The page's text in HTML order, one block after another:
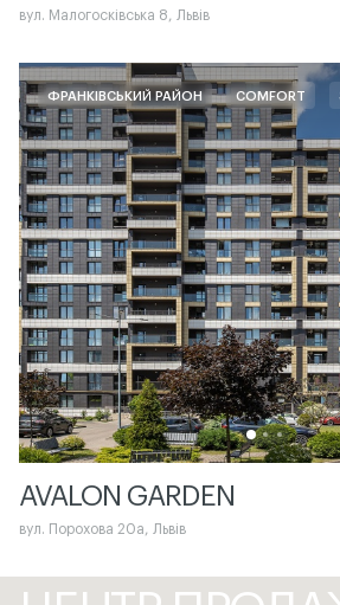
вул. Малогосківська 8, Львів
ФРАНКІВСЬКИЙ РАЙОН COMFORT
AVALON GARDEN
вул. Порохова 20а, Львів